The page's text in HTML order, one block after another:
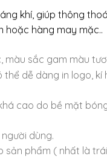
khí, giúp thông
hoặc hàng may mặc..
màu sắc gam màu
dễ dàng in logo, kí
cao do bề mặt
dùng.
sản phẩm ( nhất là